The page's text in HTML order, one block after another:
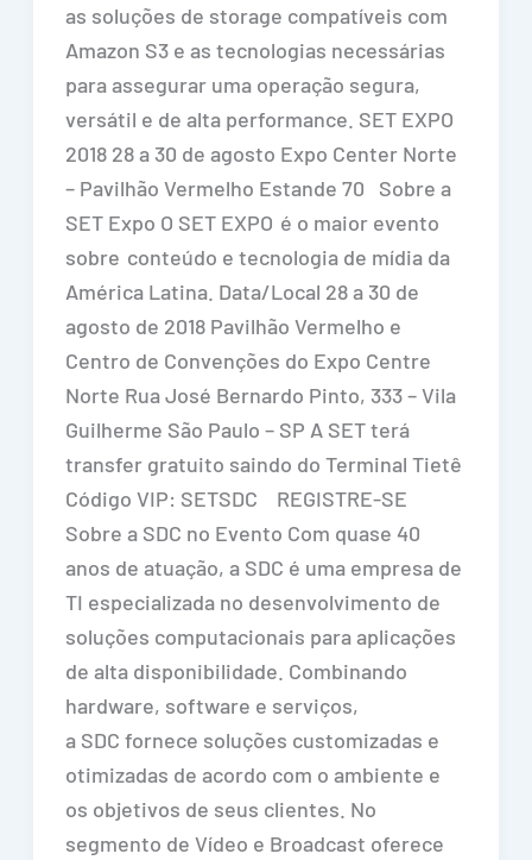
as soluções de storage compatíveis com
Amazon S3 e as tecnologias necessárias
para assegurar uma operação segura,
versátil e de alta performance. SET EXPO
2018 28 a 30 de agosto Expo Center Norte
– Pavilhão Vermelho Estande 70 Sobre a
SET Expo O SET EXPO é o maior evento
sobre conteúdo e tecnologia de mídia da
América Latina. Data/Local 28 a 30 de
agosto de 2018 Pavilhão Vermelho e
Centro de Convenções do Expo Centre
Norte Rua José Bernardo Pinto, 333 – Vila
Guilherme São Paulo – SP A SET terá
transfer gratuito saindo do Terminal Tietê
Código VIP: SETSDC REGISTRE-SE
Sobre a SDC no Evento Com quase 40
anos de atuação, a SDC é uma empresa de
TI especializada no desenvolvimento de
soluções computacionais para aplicações
de alta disponibilidade. Combinando
hardware, software e serviços,
a SDC fornece soluções customizadas e
otimizadas de acordo com o ambiente e
os objetivos de seus clientes. No
segmento de Vídeo e Broadcast oferece